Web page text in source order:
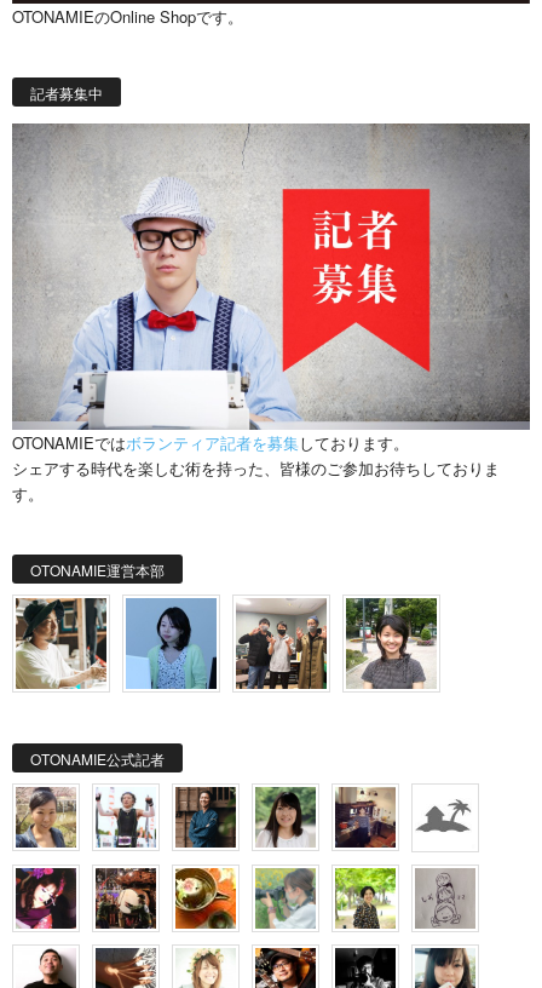
OTONAMIEのOnline Shopです。
記者募集中
OTONAMIEではボランティア記者を募集しております。
シェアする時代を楽しむ術を持った、皆様のご参加お待ちしておりま
す。
OTONAMIE運営本部
OTONAMIE公式記者